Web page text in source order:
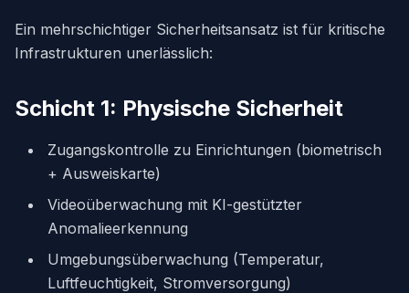
Ein mehrschichtiger Sicherheitsansatz ist für kritische
Infrastrukturen unerlässlich:
Schicht 1: Physische Sicherheit
Zugangskontrolle zu Einrichtungen (biometrisch
+ Ausweiskarte)
Videoüberwachung mit KI-gestützter
Anomalieerkennung
Umgebungsüberwachung (Temperatur,
Luftfeuchtigkeit, Stromversorgung)